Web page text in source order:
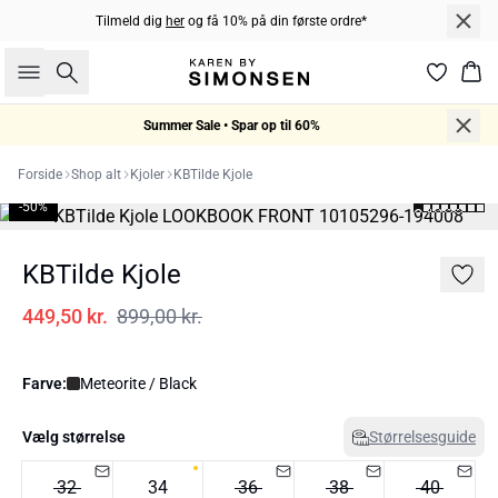
Tilmeld dig her og få 10% på din første ordre*
Søg
Summer Sale • Spar op til 60%
Forside Shop alt Kjoler KBTilde Kjole
-50%
KBTilde Kjole
449,50 kr. 899,00 kr.
Farve: Meteorite / Black
Vælg størrelse Størrelsesguide
32 34 36 38 40